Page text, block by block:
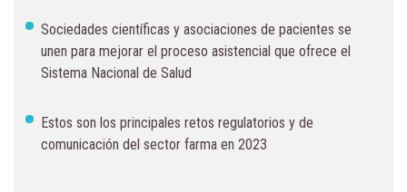
Sociedades científicas y asociaciones de pacientes se
unen para mejorar el proceso asistencial que ofrece el
Sistema Nacional de Salud
Estos son los principales retos regulatorios y de
comunicación del sector farma en 2023